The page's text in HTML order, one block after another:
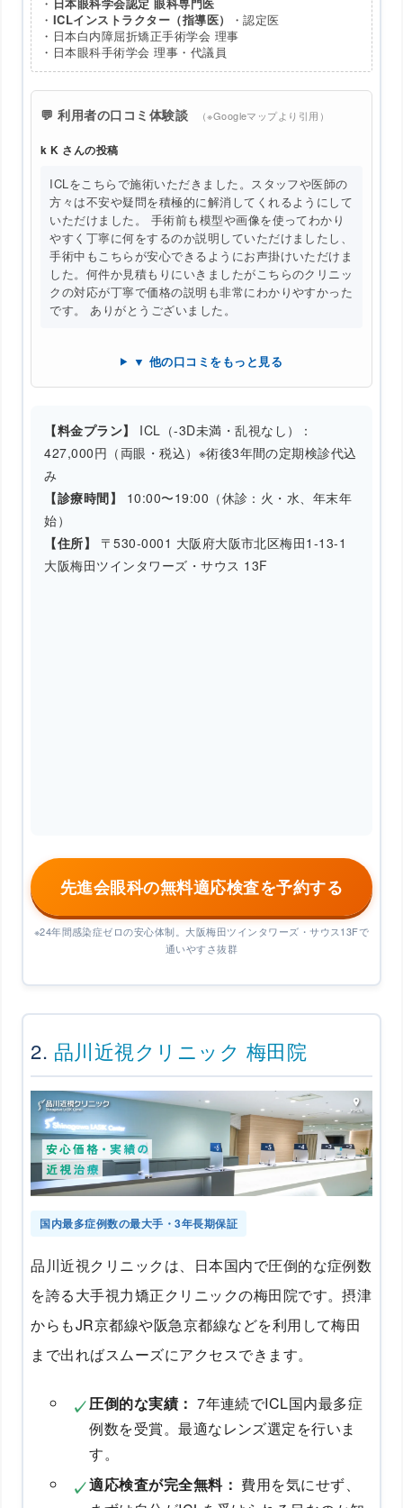
・ ICLインストラクター（指導医）
・認定医
・日本白内障屈折矯正手術学会 理事
・日本眼科手術学会 理事・代議員
💬 利用者の口コミ体験談 （※Googleマップより引用）
k K さんの投稿
ICLをこちらで施術いただきました。スタッフや医師の
方々は不安や疑問を積極的に解消してくれるようにして
いただけました。 手術前も模型や画像を使ってわかり
やすく丁寧に何をするのか説明していただけましたし、
手術中もこちらが安心できるようにお声掛けいただけま
した。何件か見積もりにいきましたがこちらのクリニッ
クの対応が丁寧で価格の説明も非常にわかりやすかった
です。 ありがとうございました。
▼ 他の口コミをもっと見る
【料金プラン】
ICL（-3D未満・乱視なし）：
427,000円（両眼・税込）※術後3年間の定期検診代込
み
【診療時間】
10:00〜19:00（休診：火・水、年末年
始）
【住所】
〒530-0001 大阪府大阪市北区梅田1-13-1
大阪梅田ツインタワーズ・サウス 13F
先進会眼科の無料適応検査を予約する
※24年間感染症ゼロの安心体制。大阪梅田ツインタワーズ・サウス13Fで
通いやすさ抜群
2. 品川近視クリニック 梅田院
国内最多症例数の最大手・3年長期保証
品川近視クリニックは、日本国内で圧倒的な症例数
を誇る大手視力矯正クリニックの梅田院です。摂津
からもJR京都線や阪急京都線などを利用して梅田
まで出ればスムーズにアクセスできます。
圧倒的な実績： 7年連続でICL国内最多症
例数を受賞。最適なレンズ選定を行いま
す。
適応検査が完全無料： 費用を気にせず、